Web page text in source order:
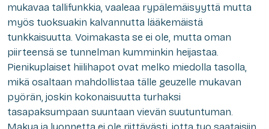
mukavaa tallifunkkia, vaaleaa rypälemäisyyttä mutta
myös tuoksuakin kalvannutta lääkemäistä
tunkkaisuutta. Voimakasta se ei ole, mutta oman
piirteensä se tunnelman kumminkin heijastaa.
Pienikuplaiset hiilihapot ovat melko miedolla tasolla,
mikä osaltaan mahdollistaa tälle geuzelle mukavan
pyörän, joskin kokonaisuutta turhaksi
tasapaksumpaan suuntaan vievän suutuntuman.